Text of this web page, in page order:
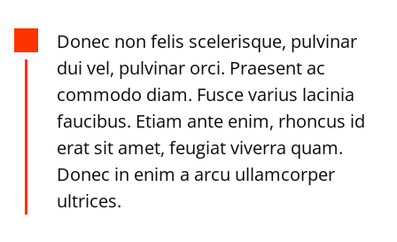
Donec non felis scelerisque, pulvinar
dui vel, pulvinar orci. Praesent ac
commodo diam. Fusce varius lacinia
faucibus. Etiam ante enim, rhoncus id
erat sit amet, feugiat viverra quam.
Donec in enim a arcu ullamcorper
ultrices.